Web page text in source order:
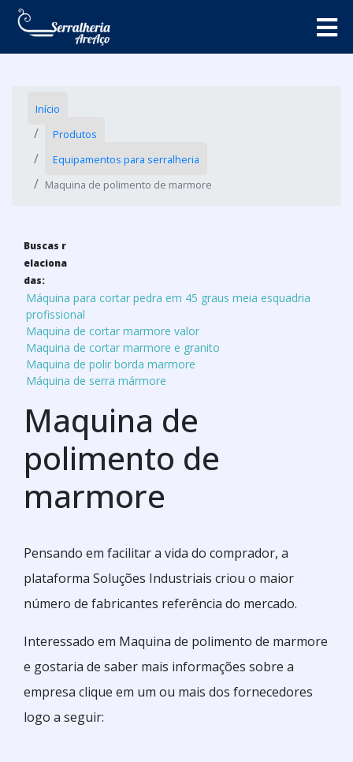
Início
Produtos
Equipamentos para serralheria
Maquina de polimento de marmore
Buscas r
elaciona
das:
Máquina para cortar pedra em 45 graus meia esquadria
profissional
Maquina de cortar marmore valor
Maquina de cortar marmore e granito
Maquina de polir borda marmore
Máquina de serra mármore
Maquina de
polimento de
marmore
Pensando em facilitar a vida do comprador, a
plataforma Soluções Industriais criou o maior
número de fabricantes referência do mercado.
Interessado em Maquina de polimento de marmore
e gostaria de saber mais informações sobre a
empresa clique em um ou mais dos fornecedores
logo a seguir: